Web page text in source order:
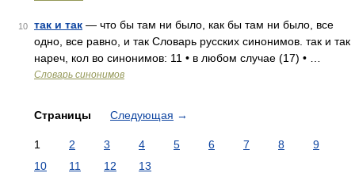
10 так и так — что бы там ни было, как бы там ни было, все
одно, все равно, и так Словарь русских синонимов. так и так
нареч, кол во синонимов: 11 • в любом случае (17) • …
Словарь синонимов
Страницы Следующая →
1 2 3 4 5 6 7 8
9
10
11 12 13